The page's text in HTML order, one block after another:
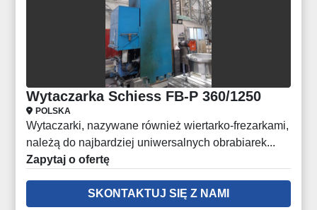
Wytaczarka Schiess FB-P 360/1250
POLSKA
Wytaczarki, nazywane również wiertarko-frezarkami,
należą do najbardziej uniwersalnych obrabiarek...
Zapytaj o ofertę
SKONTAKTUJ SIĘ Z NAMI